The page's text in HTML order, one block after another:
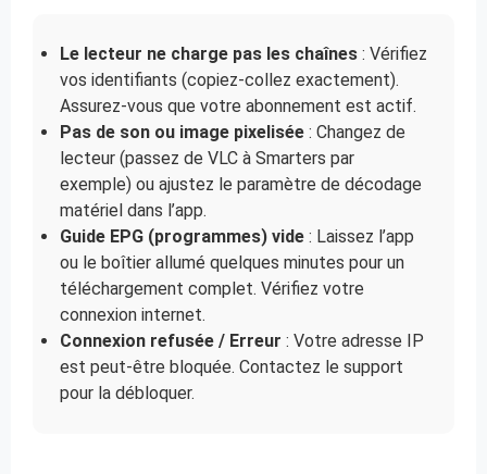
Le lecteur ne charge pas les chaînes : Vérifiez
vos identifiants (copiez-collez exactement).
Assurez-vous que votre abonnement est actif.
Pas de son ou image pixelisée : Changez de
lecteur (passez de VLC à Smarters par
exemple) ou ajustez le paramètre de décodage
matériel dans l’app.
Guide EPG (programmes) vide : Laissez l’app
ou le boîtier allumé quelques minutes pour un
téléchargement complet. Vérifiez votre
connexion internet.
Connexion refusée / Erreur : Votre adresse IP
est peut-être bloquée. Contactez le support
pour la débloquer.